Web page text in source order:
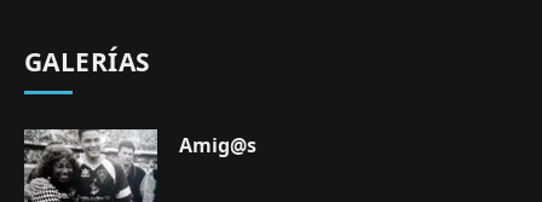
GALERÍAS
Amig@s